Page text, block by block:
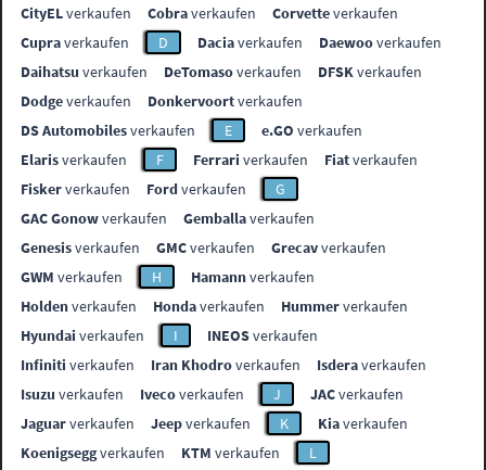
CityELverkaufen Cobraverkaufen Corvetteverkaufen
Cupraverkaufen D Daciaverkaufen Daewooverkaufen
Daihatsu verkaufen DeTomasoverkaufen DFSKverkaufen
Dodgeverkaufen Donkervoortverkaufen
DS Automobilesverkaufen E e.GO verkaufen
Elarisverkaufen F Ferrari verkaufen Fiatverkaufen
Fiskerverkaufen Fordverkaufen
G
GAC Gonowverkaufen Gemballaverkaufen
Genesisverkaufen GMCverkaufen Grecavverkaufen
GWM verkaufen H Hamannverkaufen
Holdenverkaufen Hondaverkaufen Hummerverkaufen
Hyundai verkaufen I INEOSverkaufen
Infiniti verkaufen Iran Khodroverkaufen Isderaverkaufen
Isuzu verkaufen Ivecoverkaufen J JACverkaufen
Jaguarverkaufen Jeepverkaufen K Kiaverkaufen
Koenigseggverkaufen KTM verkaufen
L